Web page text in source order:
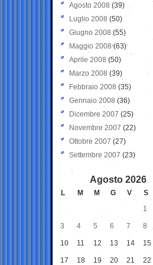
Agosto 2008 (39)
Luglio 2008 (50)
Giugno 2008 (55)
Maggio 2008(63)
Aprile 2008 (50)
Marzo 2008 (39)
Febbraio 2008 (35)
Gennaio 2008 (36)
Dicembre 2007 (25)
Novembre 2007 (22)
Ottobre 2007 (27)
Settembre 2007 (23)
Agosto 2026
L M M G V S
1
3 4 5 6 7 8
10 11 12 13 14 15
17 18 19 20 21 22